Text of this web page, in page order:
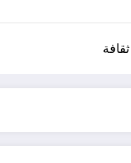
ثقافة